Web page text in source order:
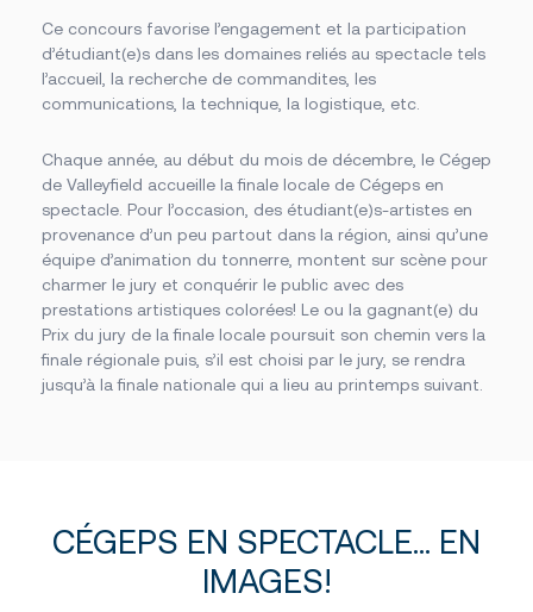
Calendriers scolaires Omnivox
Foire aux questions Nous joindre
Des questions?
Ce concours favorise l’engagement et la participation
d’étudiant(e)s dans les domaines reliés au spectacle tels
l’accueil, la recherche de commandites, les
communications, la technique, la logistique, etc.
Chaque année, au début du mois de décembre, le Cégep
de Valleyfield accueille la finale locale de Cégeps en
spectacle. Pour l’occasion, des étudiant(e)s-artistes en
provenance d’un peu partout dans la région, ainsi qu’une
équipe d’animation du tonnerre, montent sur scène pour
charmer le jury et conquérir le public avec des
prestations artistiques colorées! Le ou la gagnant(e) du
Prix du jury de la finale locale poursuit son chemin vers la
finale régionale puis, s’il est choisi par le jury, se rendra
jusqu’à la finale nationale qui a lieu au printemps suivant.
CÉGEPS EN SPECTACLE... EN
IMAGES!